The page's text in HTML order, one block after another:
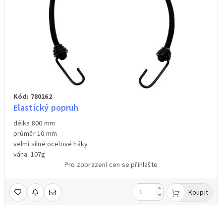
Kód: 780162
Elastický popruh
délka 800 mm
průměr 10 mm
velmi silné ocelové háky
váha: 107g
Pro zobrazení cen se přihlašte
Koupit